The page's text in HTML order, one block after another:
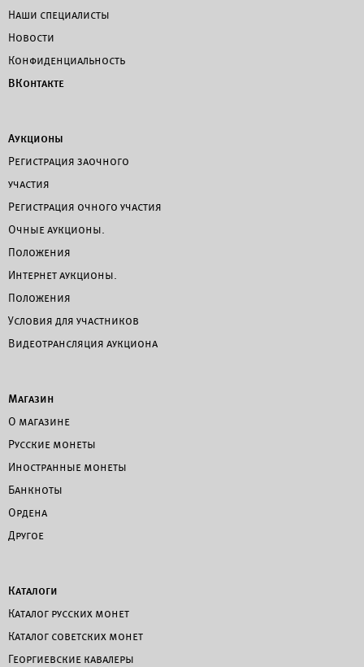
Наши специалисты
Новости
Конфиденциальность
ВКонтакте
Аукционы
Регистрация заочного
участия
Регистрация очного участия
Очные аукционы.
Положения
Интернет аукционы.
Положения
Условия для участников
Видеотрансляция аукциона
Магазин
О магазине
Русские монеты
Иностранные монеты
Банкноты
Ордена
Другое
Каталоги
Каталог русских монет
Каталог советских монет
Георгиевские кавалеры